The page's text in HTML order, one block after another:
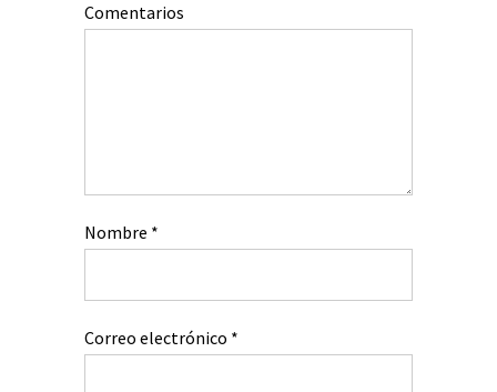
Comentarios
Nombre *
Correo electrónico *